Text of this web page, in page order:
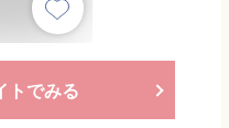
トでみる